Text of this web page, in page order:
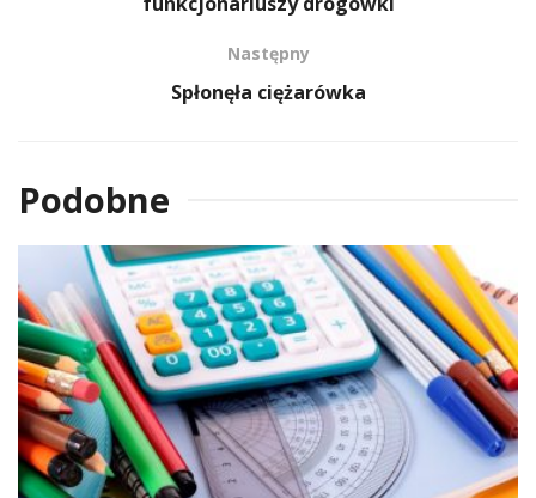
Następny
Spłonęła ciężarówka
Podobne